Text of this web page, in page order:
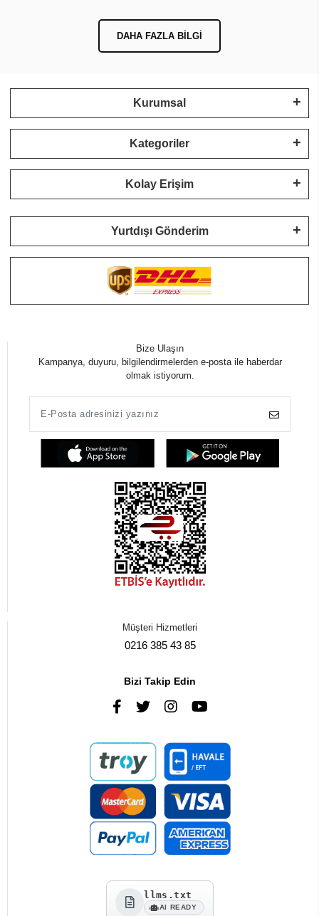
DAHA FAZLA BILGI
Kurumsal
Kategoriler
Kolay Erişim
Yurtdışı Gönderim
Bize Ulaşın
Kampanya, duyuru, bilgilendirmelerden e-posta ile haberdar
olmak istiyorum.
Müşteri Hizmetleri
0216 385 43 85
Bizi Takip Edin
llms.txt
AI READY